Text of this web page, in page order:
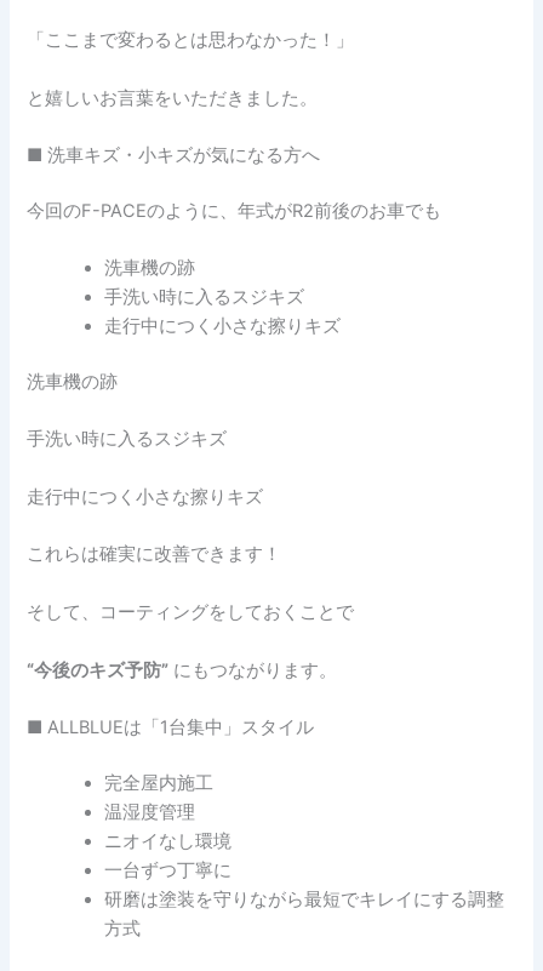
「ここまで変わるとは思わなかった！」
と嬉しいお言葉をいただきました。
■ 洗車キズ・小キズが気になる方へ
今回のF-PACEのように、年式がR2前後のお車でも
洗車機の跡
手洗い時に入るスジキズ
走行中につく小さな擦りキズ
洗車機の跡
手洗い時に入るスジキズ
走行中につく小さな擦りキズ
これらは確実に改善できます！
そして、コーティングをしておくことで
“今後のキズ予防” にもつながります。
■ ALLBLUEは「1台集中」スタイル
完全屋内施工
温湿度管理
ニオイなし環境
一台ずつ丁寧に
研磨は塗装を守りながら最短でキレイにする調整
方式